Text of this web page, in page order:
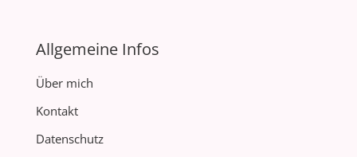
Allgemeine Infos
Über mich
Kontakt
Datenschutz